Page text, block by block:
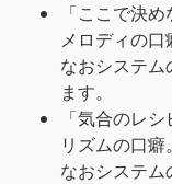
「ここで決
メロディの口
なおシステ
ます。
「気合のレ
リズムの口癖
なおシステム